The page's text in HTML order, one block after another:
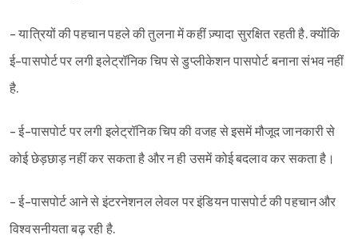
- यात्रियों की पहचान पहले की तुलना में कहीं ज़्यादा सुरक्षित रहती है. क्योंकि
ई-पासपोर्ट पर लगी इलेट्रॉनिक चिप से डुप्लीकेशन पासपोर्ट बनाना संभव नहीं
है.
- ई-पासपोर्ट पर लगी इलेट्रॉनिक चिप की वजह से इसमें मौजूद जानकारी से
कोई छेड़छाड़ नहीं कर सकता है और न ही उसमें कोई बदलाव कर सकता है।
- ई-पासपोर्ट आने से इंटरनेशनल लेवल पर इंडियन पासपोर्ट की पहचान और
विश्वसनीयता बढ़ रही है.